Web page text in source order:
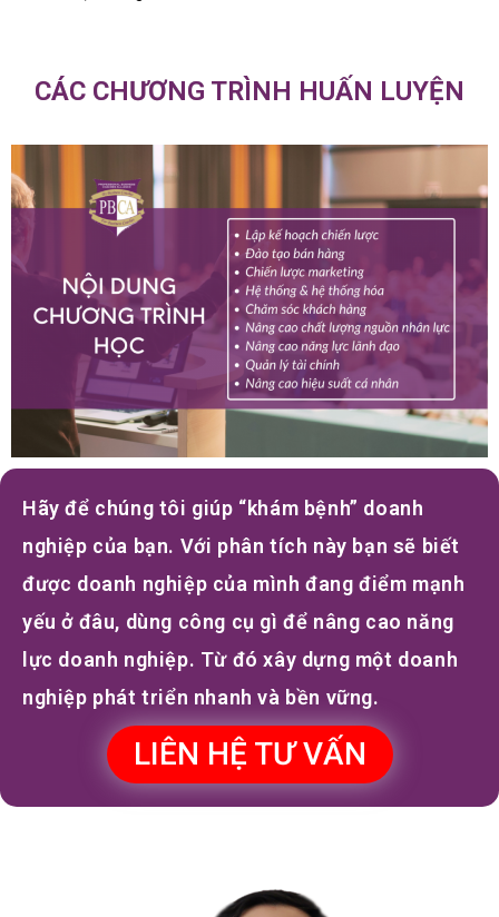
CÁC CHƯƠNG TRÌNH HUẤN LUYỆN
Hãy để chúng tôi giúp “khám bệnh” doanh
nghiệp của bạn. Với phân tích này bạn sẽ biết
được doanh nghiệp của mình đang điểm mạnh
yếu ở đâu, dùng công cụ gì để nâng cao năng
lực doanh nghiệp. Từ đó xây dựng một doanh
nghiệp phát triển nhanh và bền vững.
LIÊN HỆ TƯ VẤN